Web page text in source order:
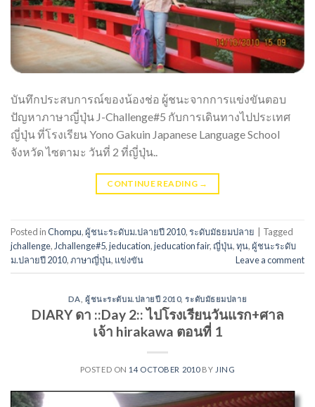
บันทึกประสบการณ์ของน้องช่อ ผู้ชนะจากการแข่งขันตอบ
ปัญหาภาษาญี่ปุ่น J-Challenge#5 กับการเดินทางไปประเทศ
ญี่ปุ่น ที่โรงเรียน Yono Gakuin Japanese Language School
จังหวัด ไซตามะ วันที่ 2 ที่ญี่ปุ่น..
CONTINUE READING →
Posted inChompu,ผู้ชนะระดับม.ปลายปี 2010,ระดับมัธยมปลาย
Tagged
jchallenge, Jchallenge#5,jeducation,jeducation fair,ญี่ปุ่น,ทุน,ผู้ชนะระดับ
ม.ปลายปี 2010,ภาษาญี่ปุ่น, แข่งขัน Leave a comment
DA ,ผู้ชนะระดับม.ปลายปี 2010,ระดับมัธยมปลาย
DIARY ดา ::Day 2:: ไปโรงเรียนวันแรก+ศาล
เจ้า hirakawa ตอนที่ 1
POSTED ON 14 OCTOBER 2010BY JING